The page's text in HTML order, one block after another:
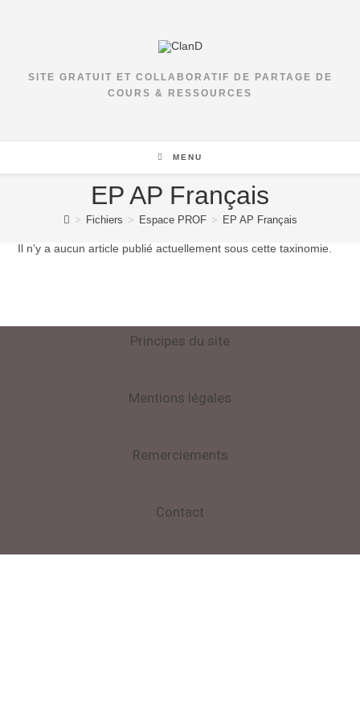
SITE GRATUIT ET COLLABORATIF DE PARTAGE DE
COURS & RESSOURCES
MENU
EP AP Français
> Fichiers > Espace PROF > EP AP Français
Il n’y a aucun article publié actuellement sous cette taxinomie.
Principes du site
Mentions légales
Remerciements
Contact